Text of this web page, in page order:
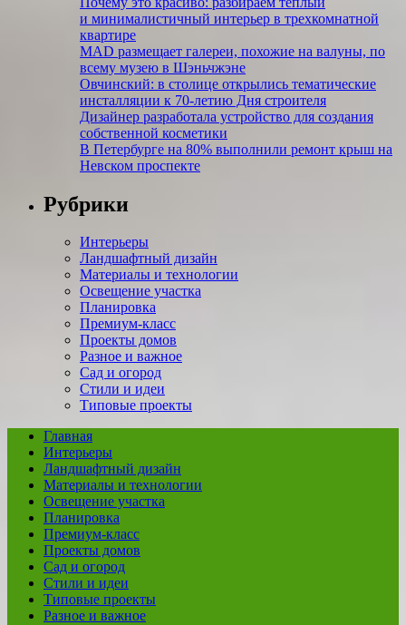
и минималистичный интерьер в трехком­натной
квартире
MAD размещает галереи, похожие на валуны, по
всему музею в Шэньчжэне
Овчинский: в столице открылись тематические
инсталляции к 70-летию Дня строителя
Дизайнер разработала устройство для создания
собственной косметики
В Петербурге на 80% выполнили ремонт крыш на
Невском проспекте
Рубрики
Интерьеры
Ландшафтный дизайн
Материалы и технологии
Освещение участка
Планировка
Премиум-класс
Проекты домов
Разное и важное
Сад и огород
Стили и идеи
Типовые проекты
Главная
Интерьеры
Ландшафтный дизайн
Материалы и технологии
Освещение участка
Планировка
Премиум-класс
Проекты домов
Сад и огород
Стили и идеи
Типовые проекты
Разное и важное